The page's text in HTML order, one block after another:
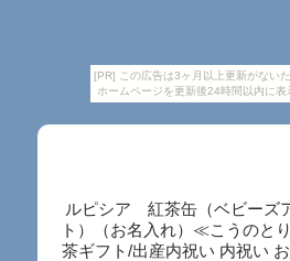
[PR] この広告は3ヶ月以上更新がない
ホームページを更新後24時間以内に表
ルピシア 紅茶缶（ベビーズ
ト）（お名入れ）≪こうのと
茶ギフト/出産内祝い 内祝い